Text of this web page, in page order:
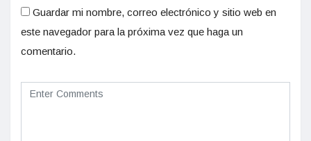
Guardar mi nombre, correo electrónico y sitio web en
este navegador para la próxima vez que haga un
comentario.